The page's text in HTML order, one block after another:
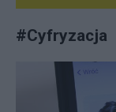
#Cyfryzacja